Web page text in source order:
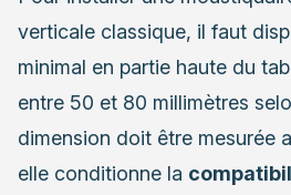
verticale classique, il faut
minimal en partie haute du
entre 50 et 80 millimètres
dimension doit être mesurée
elle conditionne la